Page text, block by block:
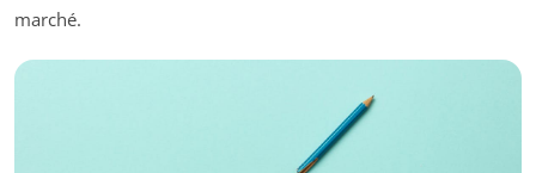
marché.